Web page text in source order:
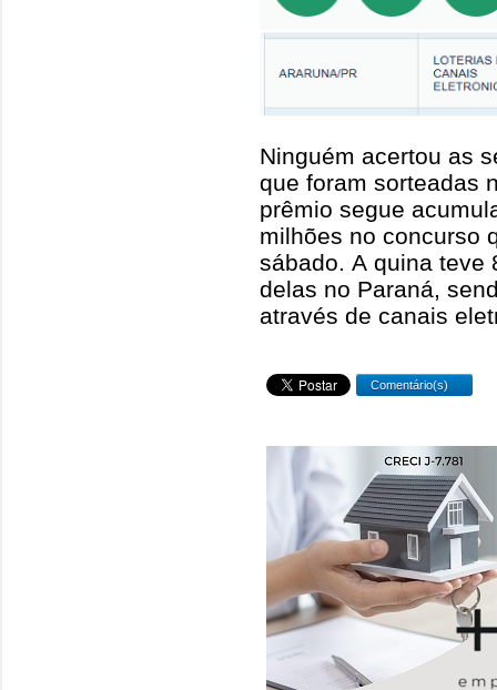
Ninguém acertou as
que foram sorteadas
prêmio segue
milhões no concurso
sábado. A quina teve
delas no Paraná,
através de canais
Comentário(s)